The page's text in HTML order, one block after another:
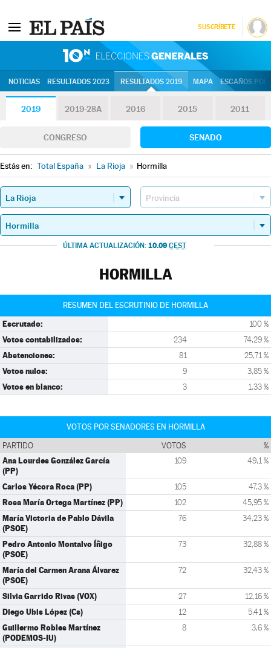
SUSCRÍBETE
NOTICIAS RESULTADOS 2023 RESULTADOS 2019 MAPA ESCAÑOS
2019 2019-28A 2016 2015 2011
CONGRESO SENADO
Estás en: Total España » La Rioja » Hormilla
ÚLTIMA ACTUALIZACIÓN: 10.09 CEST
HORMILLA
RESUMEN DEL ESCRUTINIO DE HORMILLA
Escrutado: 100 %
Votos contabilizados: 234 74,29 %
Abstenciones: 81 25,71 %
Votos nulos: 9 3,85 %
Votos en blanco: 3 1,33 %
VOTOS POR SENADORES EN HORMILLA
PARTIDO VOTOS %
Ana Lourdes González García
(PP)
109 49,1 %
Carlos Yécora Roca (PP) 105 47,3 %
Rosa María Ortega Martínez (PP) 102 45,95 %
María Victoria de Pablo Dávila
(PSOE)
76 34,23 %
Pedro Antonio Montalvo Íñigo
(PSOE)
73 32,88 %
María del Carmen Arana Álvarez
(PSOE)
72 32,43 %
Silvia Garrido Rivas (VOX) 27 12,16 %
Diego Ubis López (Cs) 12 5,41 %
Guillermo Robles Martínez
(PODEMOS-IU)
8 3,6 %